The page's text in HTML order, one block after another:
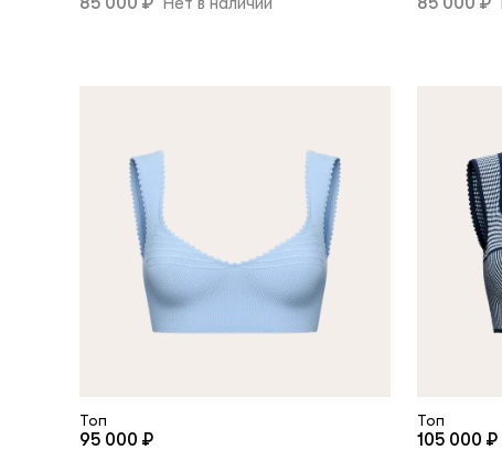
Топ
95 000 ₽
Топ
105 000 ₽